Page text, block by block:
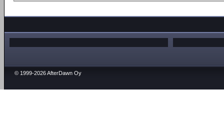
© 1999-2026 AfterDawn Oy